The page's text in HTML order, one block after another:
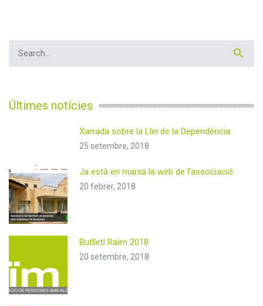
Últimes notícies
Xarrada sobre la Llei de la Dependència
25 setembre, 2018
Ja està en marxa la web de l’associació
20 febrer, 2018
Butlletí Raïm 2018
20 setembre, 2018